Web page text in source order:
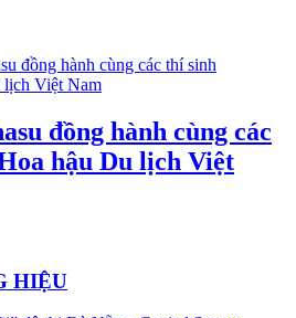
đồng hành cùng các
hậu Du lịch Việt
HIỆU